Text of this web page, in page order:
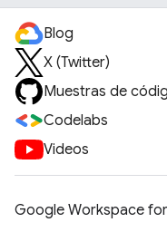
Blog
X (Twitter)
Muestras de
Codelabs
Videos
Google Workspace